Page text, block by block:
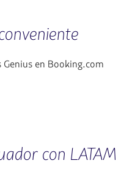
Genius en Booking.com
con LATAM